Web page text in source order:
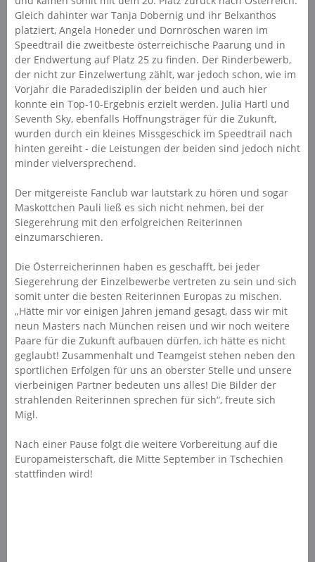
Gleich dahinter war Tanja Dobernig und ihr Belxanthos
platziert, Angela Honeder und Dornröschen waren im
Speedtrail die zweitbeste österreichische Paarung und in
der Endwertung auf Platz 25 zu finden. Der Rinderbewerb,
der nicht zur Einzelwertung zählt, war jedoch schon, wie im
Vorjahr die Paradedisziplin der beiden und auch hier
konnte ein Top-10-Ergebnis erzielt werden. Julia Hartl und
Seventh Sky, ebenfalls Hoffnungsträger für die Zukunft,
wurden durch ein kleines Missgeschick im Speedtrail nach
hinten gereiht - die Leistungen der beiden sind jedoch nicht
minder vielversprechend.
Der mitgereiste Fanclub war lautstark zu hören und sogar
Maskottchen Pauli ließ es sich nicht nehmen, bei der
Siegerehrung mit den erfolgreichen Reiterinnen
einzumarschieren.
Die Österreicherinnen haben es geschafft, bei jeder
Siegerehrung der Einzelbewerbe vertreten zu sein und sich
somit unter die besten Reiterinnen Europas zu mischen.
„Hätte mir vor einigen Jahren jemand gesagt, dass wir mit
neun Masters nach München reisen und wir noch weitere
Paare für die Zukunft aufbauen dürfen, ich hätte es nicht
geglaubt! Zusammenhalt und Teamgeist stehen neben den
sportlichen Erfolgen für uns an oberster Stelle und unsere
vierbeinigen Partner bedeuten uns alles! Die Bilder der
strahlenden Reiterinnen sprechen für sich“, freute sich
Migl.
Nach einer Pause folgt die weitere Vorbereitung auf die
Europameisterschaft, die Mitte September in Tschechien
stattfinden wird!